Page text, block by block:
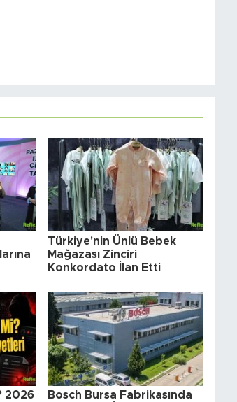
Türkiye'nin Ünlü Bebek
Mağazası Zinciri
Konkordato İlan Etti
2026
Bosch Bursa Fabrikasında